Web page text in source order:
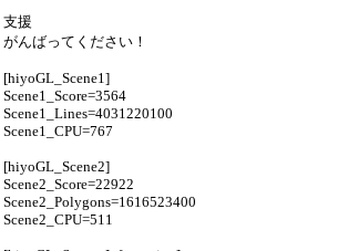
支援
がんばってください！
[hiyoGL_Scene1]
Scene1_Score=3564
Scene1_Lines=4031220100
Scene1_CPU=767
[hiyoGL_Scene2]
Scene2_Score=22922
Scene2_Polygons=1616523400
Scene2_CPU=511